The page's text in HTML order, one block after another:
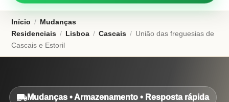
Início / Mudanças
Residenciais / Lisboa / Cascais / União das freguesias de
Cascais e Estoril
Mudanças • Armazenamento • Resposta rápida